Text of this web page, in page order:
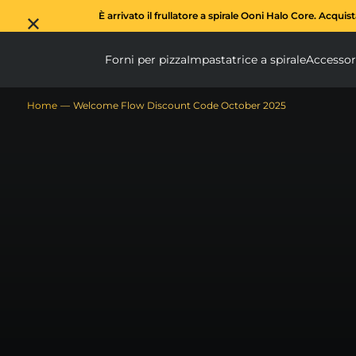
È arrivato il frullatore a spirale Ooni Halo Core.
Forni per pizza Forni per pizza
Impastatrice a spirale
Home Welcome Flow Discount Code October 2025